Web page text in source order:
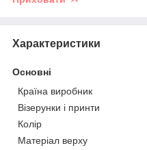
Характеристики
Основні
Країна виробник
Візерунки і принти
Колір
Матеріал верху